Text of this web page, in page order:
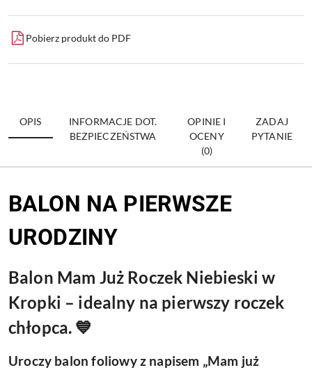
Pobierz produkt do PDF
OPIS
INFORMACJE DOT.
BEZPIECZEŃSTWA
OPINIE I
OCENY
(0)
ZADAJ
PYTANIE
BALON NA PIERWSZE
URODZINY
Balon Mam Już Roczek Niebieski w
Kropki – idealny na pierwszy roczek
chłopca. 💙
Uroczy balon foliowy z napisem „Mam już